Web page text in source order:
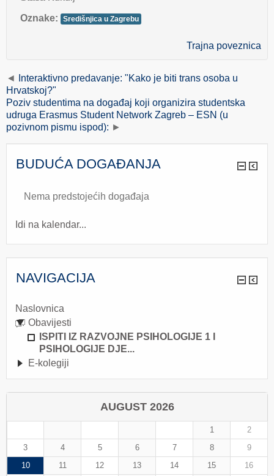
Oznake:
Središnjica u Zagrebu
Trajna poveznica
Interaktivno predavanje: "Kako je biti trans osoba u
Hrvatskoj?"
Poziv studentima na događaj koji organizira studentska
udruga Erasmus Student Network Zagreb – ESN (u
pozivnom pismu ispod):
BUDUĆA DOGAĐANJA
Nema predstojećih događaja
Idi na kalendar...
NAVIGACIJA
Naslovnica
Obavijesti
ISPITI IZ RAZVOJNE PSIHOLOGIJE 1 I
PSIHOLOGIJE DJE...
E-kolegiji
AUGUST 2026
1
2
3
4 5 6 7 8
9
10
11 12 13 14 15
16